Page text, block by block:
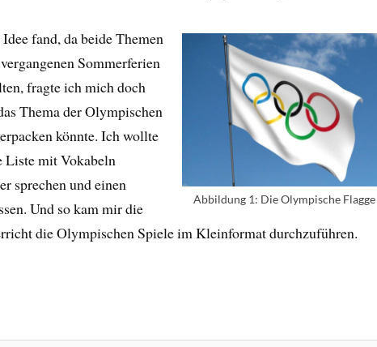
Abbildung 1: Die Olympische Flagge
fand, da beide Themen
Sommerferien
fragte ich mich doch
Thema der Olympischen
könnte. Ich wollte
Liste mit Vokabeln
sprechen und einen
Und so kam mir die
die Olympischen Spiele im Kleinformat durchzuführen.